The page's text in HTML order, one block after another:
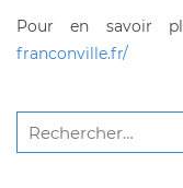
Pour en savoir
franconville.fr/
Rechercher :